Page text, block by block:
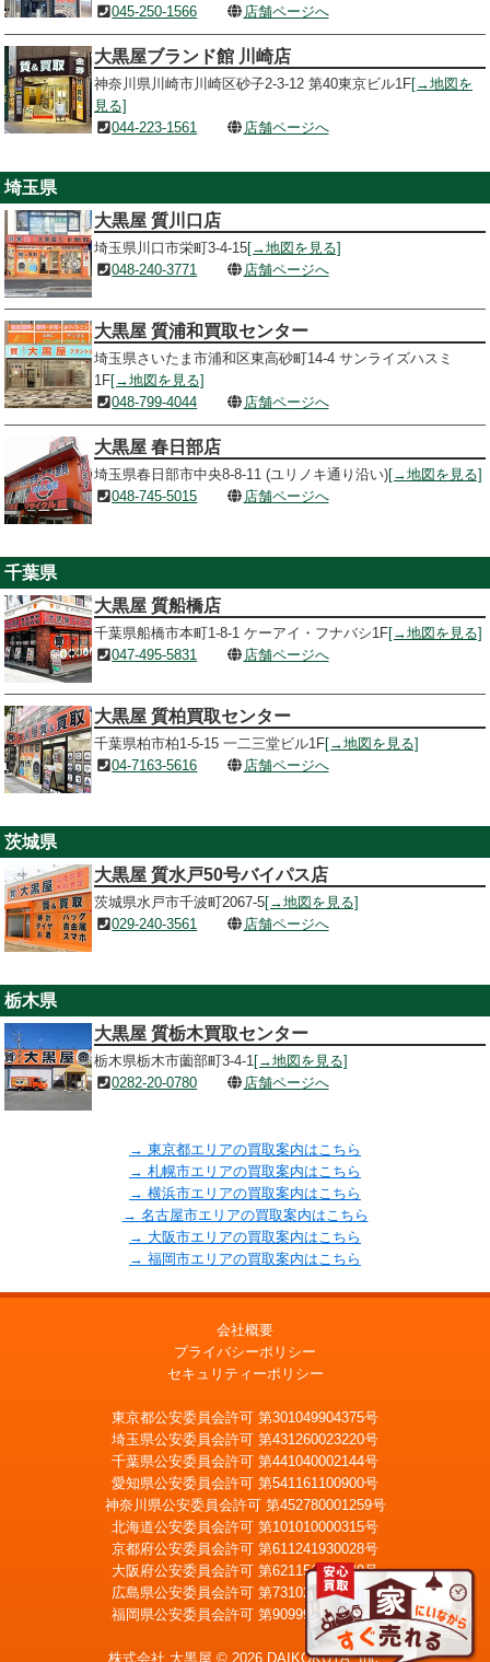
045-250-1566
店舗ページへ
大黒屋ブランド館 川崎店
神奈川県川崎市川崎区砂子2-3-12 第40東京ビル1F[→地図を
見る]
044-223-1561
店舗ページへ
埼玉県
大黒屋 質川口店
埼玉県川口市栄町3-4-15[→地図を見る]
048-240-3771
店舗ページへ
大黒屋 質浦和買取センター
埼玉県さいたま市浦和区東高砂町14-4 サンライズハスミ
1F[→地図を見る]
048-799-4044
店舗ページへ
大黒屋 春日部店
埼玉県春日部市中央8-8-11 (ユリノキ通り沿い)[→地図を見る]
048-745-5015
店舗ページへ
千葉県
大黒屋 質船橋店
千葉県船橋市本町1-8-1 ケーアイ・フナバシ1F[→地図を見る]
047-495-5831
店舗ページへ
大黒屋 質柏買取センター
千葉県柏市柏1-5-15 一二三堂ビル1F[→地図を見る]
04-7163-5616
店舗ページへ
茨城県
大黒屋 質水戸50号バイパス店
茨城県水戸市千波町2067-5[→地図を見る]
029-240-3561
店舗ページへ
栃木県
大黒屋 質栃木買取センター
栃木県栃木市薗部町3-4-1[→地図を見る]
0282-20-0780
店舗ページへ
→ 東京都エリアの買取案内はこちら
→ 札幌市エリアの買取案内はこちら
→ 横浜市エリアの買取案内はこちら
→ 名古屋市エリアの買取案内はこちら
→ 大阪市エリアの買取案内はこちら
→ 福岡市エリアの買取案内はこちら
LINE査定 メール査定
会社概要
プライバシーポリシー
セキュリティーポリシー
東京都公安委員会許可 第301049904375号
埼玉県公安委員会許可 第431260023220号
千葉県公安委員会許可 第441040002144号
愛知県公安委員会許可 第541161100900号
神奈川県公安委員会許可 第452780001259号
北海道公安委員会許可 第101010000315号
京都府公安委員会許可 第611241930028号
大阪府公安委員会許可 第621151403749号
広島県公安委員会許可 第731020900021号
福岡県公安委員会許可 第909990034054号
株式会社 大黒屋 © 2026 DAIKOKUYA, Inc.